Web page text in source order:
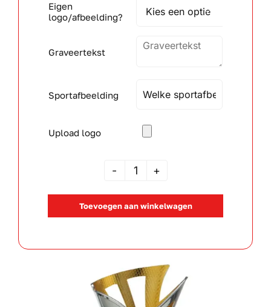
Crystal/glas
Eigen
logo/afbeelding?

Graveertekst
Sportafbeelding
Upload logo
JSAR
101230
aantal
Toevoegen aan winkelwagen